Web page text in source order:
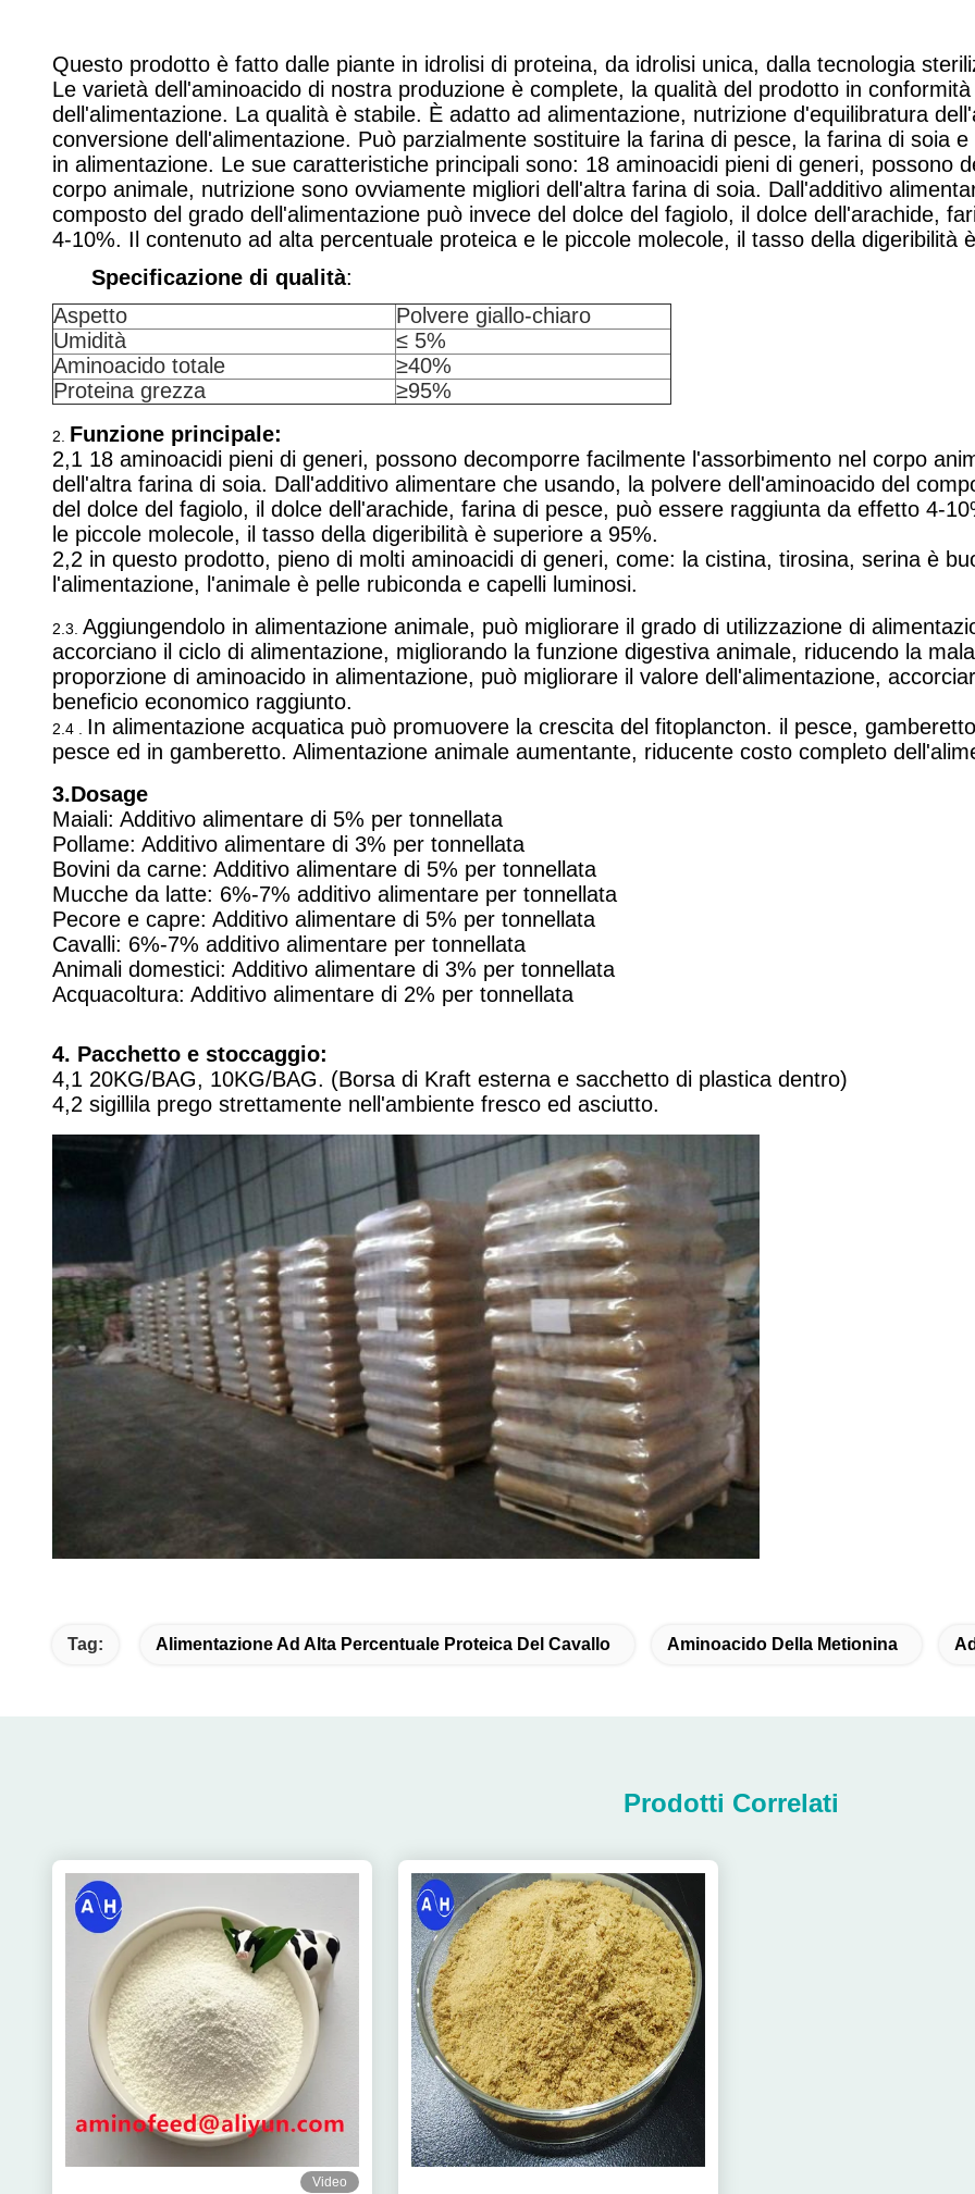
Questo prodotto è fatto dalle piante in idrolisi di proteina, da idrolisi unica, dalla tecnologia
Le varietà dell'aminoacido di nostra produzione è complete, la qualità del prodotto in
dell'alimentazione. La qualità è stabile. È adatto ad alimentazione, nutrizione d'equilibratura
conversione dell'alimentazione. Può parzialmente sostituire la farina di pesce, la farina di soia
in alimentazione. Le sue caratteristiche principali sono: 18 aminoacidi pieni di generi, possono
corpo animale, nutrizione sono ovviamente migliori dell'altra farina di soia. Dall'additivo
composto del grado dell'alimentazione può invece del dolce del fagiolo, il dolce dell'arachide,
4-10%. Il contenuto ad alta percentuale proteica e le piccole molecole, il tasso della digeribilità
Specificazione di qualità:
Aspetto
Polvere giallo-chiaro
Umidità
≤ 5%
Aminoacido totale
≥40%
Proteina grezza
≥95%
2. Funzione principale:
2,1 18 aminoacidi pieni di generi, possono decomporre facilmente l'assorbimento nel corpo
dell'altra farina di soia. Dall'additivo alimentare che usando, la polvere dell'aminoacido del
del dolce del fagiolo, il dolce dell'arachide, farina di pesce, può essere raggiunta da effetto 4-
le piccole molecole, il tasso della digeribilità è superiore a 95%.
2,2 in questo prodotto, pieno di molti aminoacidi di generi, come: la cistina, tirosina, serina è
l'alimentazione, l'animale è pelle rubiconda e capelli luminosi.
2.3. Aggiungendolo in alimentazione animale, può migliorare il grado di utilizzazione di
accorciano il ciclo di alimentazione, migliorando la funzione digestiva animale, riducendo la
proporzione di aminoacido in alimentazione, può migliorare il valore dell'alimentazione,
beneficio economico raggiunto.
2.4 . In alimentazione acquatica può promuovere la crescita del fitoplancton. il pesce,
pesce ed in gamberetto. Alimentazione animale aumentante, riducente costo completo
3.Dosage
Maiali: Additivo alimentare di 5% per tonnellata
Pollame: Additivo alimentare di 3% per tonnellata
Bovini da carne: Additivo alimentare di 5% per tonnellata
Mucche da latte: 6%-7% additivo alimentare per tonnellata
Pecore e capre: Additivo alimentare di 5% per tonnellata
Cavalli: 6%-7% additivo alimentare per tonnellata
Animali domestici: Additivo alimentare di 3% per tonnellata
Acquacoltura: Additivo alimentare di 2% per tonnellata
4. Pacchetto e stoccaggio:
4,1 20KG/BAG, 10KG/BAG. (Borsa di Kraft esterna e sacchetto di plastica dentro)
4,2 sigillila prego strettamente nell'ambiente fresco ed asciutto.
Tag: Alimentazione Ad Alta Percentuale Proteica Del Cavallo Aminoacido Della Metionina
Prodotti Correlati
Video